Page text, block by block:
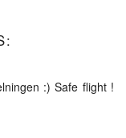
:) Safe flight !